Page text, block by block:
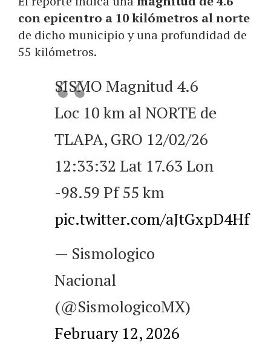
con epicentro a 10 kilómetros al norte
de dicho municipio y una profundidad de
55 kilómetros.
SISMO Magnitud 4.6
Loc 10 km al NORTE de
TLAPA, GRO 12/02/26
12:33:32 Lat 17.63 Lon
-98.59 Pf 55 km
pic.twitter.com/aJtGxpD4Hf
— Sismologico
Nacional
(@SismologicoMX)
February 12, 2026